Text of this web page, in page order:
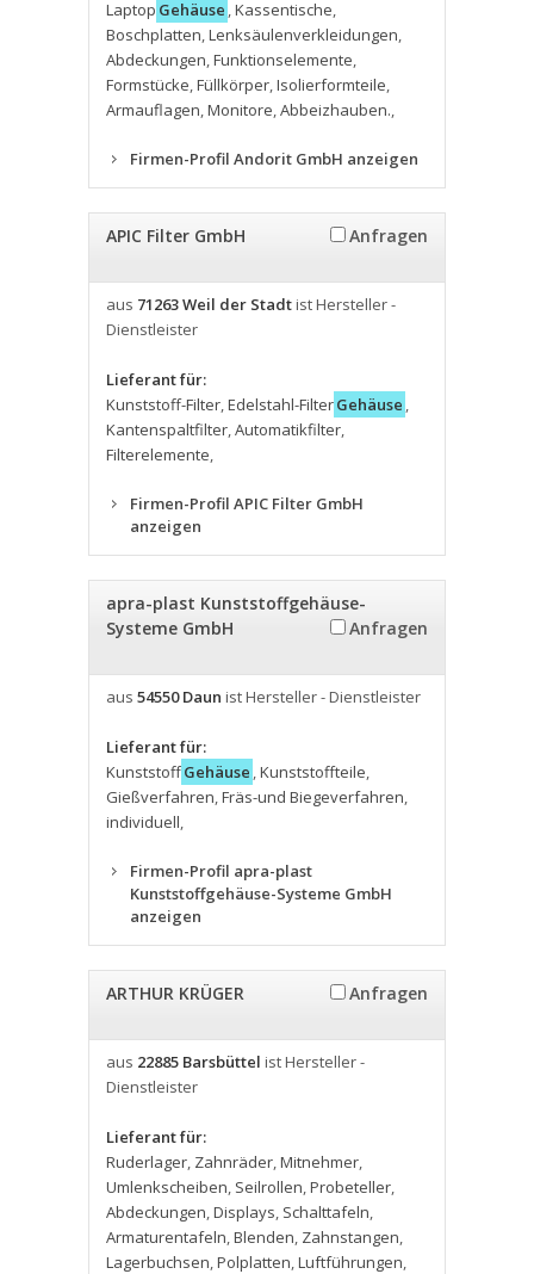
Laptop Gehäuse ,Kassentische,
Boschplatten,Lenksäulenverkleidungen,
Abdeckungen,Funktionselemente,
Formstücke,Füllkörper,Isolierformteile,
Armauflagen,Monitore,Abbeizhauben.,
Firmen-Profil Andorit GmbH anzeigen
APIC Filter GmbH Anfragen
aus 71263 Weil der Stadtist Hersteller -
Dienstleister
Lieferant für:
Kunststoff-Filter,Edelstahl-FilterGehäuse ,
Kantenspaltfilter,Automatikfilter,
Filterelemente,
Firmen-Profil APIC Filter GmbH
anzeigen
apra-plast Kunststoffgehäuse-
Systeme GmbH
Anfragen
aus 54550 Daun ist Hersteller - Dienstleister
Lieferant für:
KunststoffGehäuse ,Kunststoffteile,
Gießverfahren,Fräs-und Biegeverfahren,
individuell,
Firmen-Profil apra-plast
Kunststoffgehäuse-Systeme GmbH
anzeigen
ARTHUR KRÜGER Anfragen
aus 22885 Barsbüttel ist Hersteller -
Dienstleister
Lieferant für:
Ruderlager, Zahnräder,Mitnehmer,
Umlenkscheiben, Seilrollen,Probeteller,
Abdeckungen,Displays, Schalttafeln,
Armaturentafeln,Blenden, Zahnstangen,
Lagerbuchsen,Polplatten,Luftführungen,